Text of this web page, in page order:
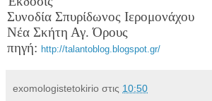
Συνοδία Σπυρίδωνος Ιερομονάχου
Νέα Σκήτη Αγ. Όρους
πηγή: http://talantoblog.blogspot.gr/
exomologistetokirio στις 10:50